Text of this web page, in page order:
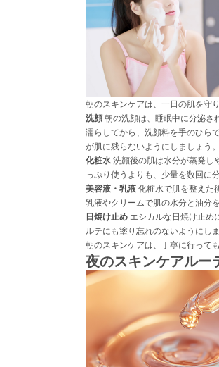
朝のスキンケアは、一日の肌を守
洗顔 朝の洗顔は、睡眠中に分泌さ
濡らしてから、洗顔料を手のひら
が肌に残らないようにしましょう。
化粧水 洗顔後の肌は水分が蒸発し
っぷり使うよりも、少量を数回に
美容液・乳液 化粧水で肌を整えた
乳液やクリームで肌の水分と油分
日焼け止め エシカルな日焼け止め
ルテにも塗り忘れのないようにしま
朝のスキンケアは、丁寧に行って
夜のスキンケアルー